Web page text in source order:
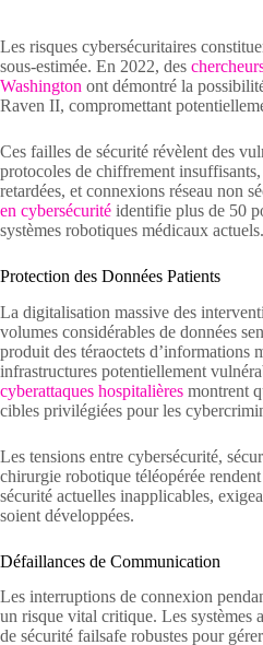
Les risques cybersécuritaires
sous-estimée. En 2022, des
Washington ont démontré la
Raven II, compromettant
Ces failles de sécurité révèlent des
protocoles de chiffrement
retardées, et connexions réseau non
en cybersécurité identifie plus de 50
systèmes robotiques médicaux actuels.
Protection des Données Patients
La digitalisation massive des
volumes considérables de données
produit des téraoctets d’informations
infrastructures potentiellement
cyberattaques hospitalières montrent
cibles privilégiées pour les
Les tensions entre cybersécurité,
chirurgie robotique téléopérée
sécurité actuelles inapplicables,
soient développées.
Défaillances de Communication
Les interruptions de connexion
un risque vital critique. Les systèmes
de sécurité failsafe robustes pour